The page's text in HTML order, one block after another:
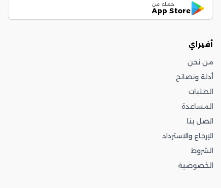
حمله من
App Store
أفيراي
من نحن
أدلة ونصائح
الطلبات
المساعدة
اتصل بنا
الإرجاع والاسترداد
الشروط
الخصوصية